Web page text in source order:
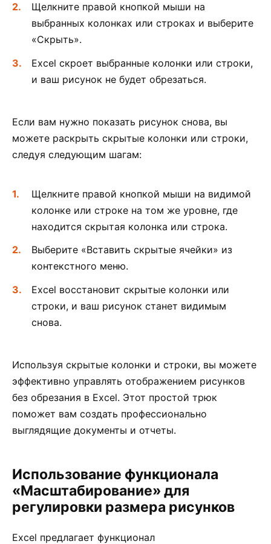
Щелкните правой кнопкой мыши на
выбранных колонках или строках и выберите
«Скрыть».
Excel скроет выбранные колонки или строки,
и ваш рисунок не будет обрезаться.
Если вам нужно показать рисунок снова, вы
можете раскрыть скрытые колонки или строки,
следуя следующим шагам:
Щелкните правой кнопкой мыши на видимой
колонке или строке на том же уровне, где
находится скрытая колонка или строка.
Выберите «Вставить скрытые ячейки» из
контекстного меню.
Excel восстановит скрытые колонки или
строки, и ваш рисунок станет видимым
снова.
Используя скрытые колонки и строки, вы можете
эффективно управлять отображением рисунков
без обрезания в Excel. Этот простой трюк
поможет вам создать профессионально
выглядящие документы и отчеты.
Использование функционала
«Масштабирование» для
регулировки размера рисунков
Excel предлагает функционал